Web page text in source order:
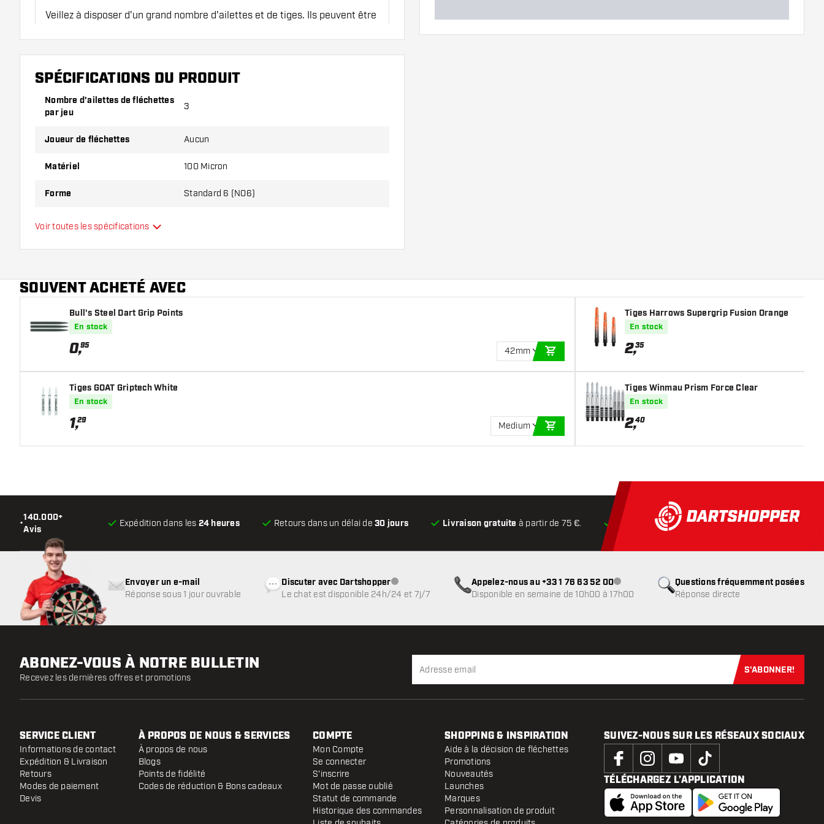
Veillez à disposer d'un grand nombre d'ailettes et de tiges. Ils peuvent être
pour découvrir la variante qui vous convient le mieux !
SPÉCIFICATIONS DU PRODUIT
Nombre d'ailettes de fléchettes
par jeu
3
Joueur de fléchettes Aucun
Matériel 100 Micron
Forme Standard 6 (NO6)
Flexibilité
Voir toutes les spécifications
SOUVENT ACHETÉ AVEC
Bull's Steel Dart Grip Points
En stock
0,95
42mm
AJOUTER AU PANIER
Tiges GOAT Griptech White
En stock
1,29
Medium
AJOUTER AU PANIER
Tiges Harrows Supergrip Fusion Orange
En stock
2,35
Tiges Winmau Prism Force Clear
En stock
2,40
•
140.000+
Avis
Expédition dans les 24 heures Retours dans un délai de30 jours Livraison gratuite à partir de 75 €. Expédition dans les24 heures Retours
Questions fréquemment posées
Réponse directe
Envoyer un e-mail
Réponse sous 1 jour ouvrable
Discuter avec DartshopperService client indisponible
Le chat est disponible 24h/24 et 7j/7
Appelez-nous au +33 1 76 63 52 00Service client indisponible
Disponible en semaine de 10h00 à 17h00
ABONEZ-VOUS À NOTRE BULLETIN
Recevez les dernières offres et promotions
Abonnez-
S'ABONNER!
SERVICE CLIENT
Informations de contact
Expédition & Livraison
Retours
Modes de paiement
Devis
À PROPOS DE NOUS & SERVICES
À propos de nous
Blogs
Points de fidélité
Codes de réduction & Bons cadeaux
COMPTE
Mon Compte
Se connecter
S'inscrire
Mot de passe oublié
Statut de commande
Historique des commandes
SHOPPING & INSPIRATION
Aide à la décision de fléchettes
Promotions
Nouveautés
Launches
Marques
Personnalisation de produit
SUIVEZ-NOUS SUR LES RÉSEAUX SOCIAUX
TÉLÉCHARGEZ L’APPLICATION